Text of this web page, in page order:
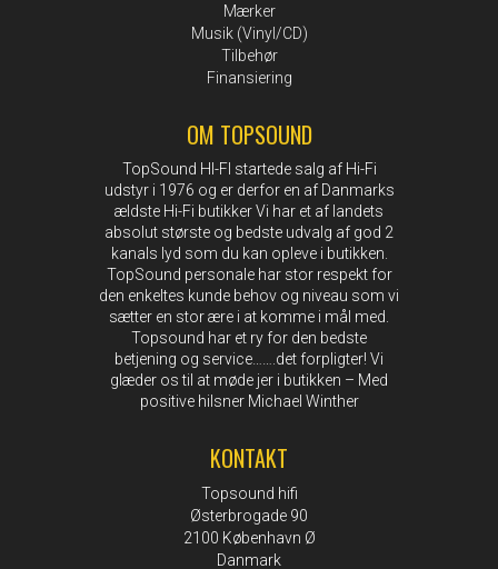
Mærker
Musik (Vinyl/CD)
Tilbehør
Finansiering
OM TOPSOUND
TopSound HI-FI startede salg af Hi-Fi
udstyr i 1976 og er derfor en af Danmarks
ældste Hi-Fi butikker Vi har et af landets
absolut største og bedste udvalg af god 2
kanals lyd som du kan opleve i butikken.
TopSound personale har stor respekt for
den enkeltes kunde behov og niveau som vi
sætter en stor ære i at komme i mål med.
Topsound har et ry for den bedste
betjening og service…….det forpligter! Vi
glæder os til at møde jer i butikken – Med
positive hilsner Michael Winther
KONTAKT
Topsound hifi
Østerbrogade 90
2100 København Ø
Danmark